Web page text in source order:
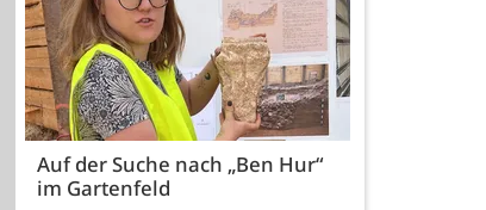
Auf der Suche nach „Ben Hur“
im Gartenfeld